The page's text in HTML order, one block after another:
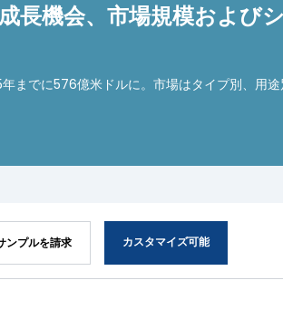
長機会、市場規模およ
までに576億米ドルに。市場はタイプ別、用
ンプルを請求 カスタマイズ可能